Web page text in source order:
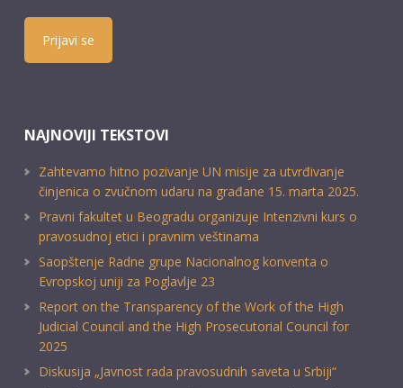
Prijavi se
NAJNOVIJI TEKSTOVI
Zahtevamo hitno pozivanje UN misije za utvrđivanje
činjenica o zvučnom udaru na građane 15. marta 2025.
Pravni fakultet u Beogradu organizuje Intenzivni kurs o
pravosudnoj etici i pravnim veštinama
Saopštenje Radne grupe Nacionalnog konventa o
Evropskoj uniji za Poglavlje 23
Report on the Transparency of the Work of the High
Judicial Council and the High Prosecutorial Council for
2025
Diskusija „Javnost rada pravosudnih saveta u Srbiji“